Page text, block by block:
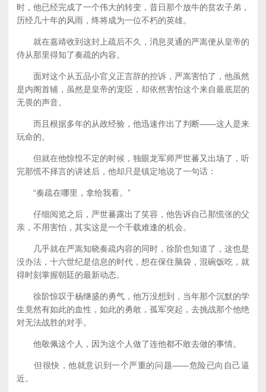
时，他已经完成了一个伟大的转变，昔日那个放牛的贫农子弟，
历经几十年的风雨，终将成为一位不朽的英雄。
就在嘉靖收到这封上疏后不久，消息灵通的严嵩便从皇帝的
侍从那里得知了奏疏的内容。
面对这个从五品小官义正言辞的控诉，严嵩害怕了，他虽然
是内阁首辅，虽然是皇帝的宠臣，却依然害怕这个来自最底层的
无畏的声音。
而且根据多年的从政经验，他迅速作出了判断——这人是来
玩命的。
但就在他惊惶不定的时候，独眼龙军师严世蕃又出场了，听
完那慌不择言的讲述后，他却只是镇定地说了一句话：
“奏疏在哪里，拿给我看。”
仔细阅览之后，严世蕃露出了笑容，他告诉自己那慌张的父
亲，不用害怕，其实这是一个千载难逢的机会。
几乎就在严嵩知晓奏疏内容的同时，徐阶也知道了，这也是
没办法，十六世纪是信息的时代，想在保住脑袋，混碗饭吃，就
得时刻掌握朝廷的最新动态。
徐阶惊叹于杨继盛的勇气，他万没想到，当年那个沉默的学
生竟然有如此的血性，如此的勇敢，孤军突起，去挑战那个他绝
对无法战胜的对手。
他敬佩这个人，因为这个人做了连他都不敢去做的事情。
但很快，他就意识到一个严重的问题——危险已向自己逼
近。